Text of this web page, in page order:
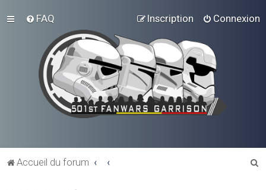
FAQ Connexion
Inscription
Accueil du forum